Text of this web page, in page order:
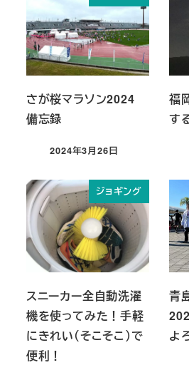
さが桜マラソン2024
備忘録
投稿日
2024年3月26日
福
す
ジョギング
スニーカー全自動洗濯
機を使ってみた！手軽
にきれい（そこそこ）で
便利！
青
よ